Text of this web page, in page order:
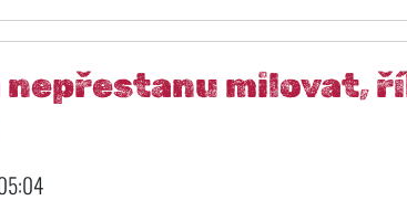
nepřestanu milovat,